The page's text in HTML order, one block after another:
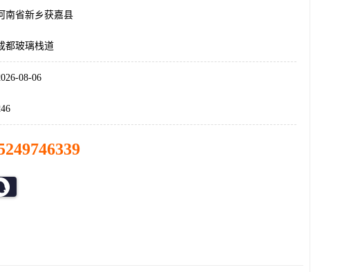
南省新乡获嘉县
都玻璃栈道
08-06